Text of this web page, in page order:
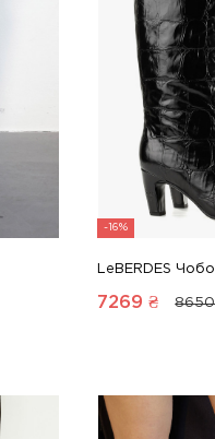
-16%
LeBERDES
7269 ₴ 8650